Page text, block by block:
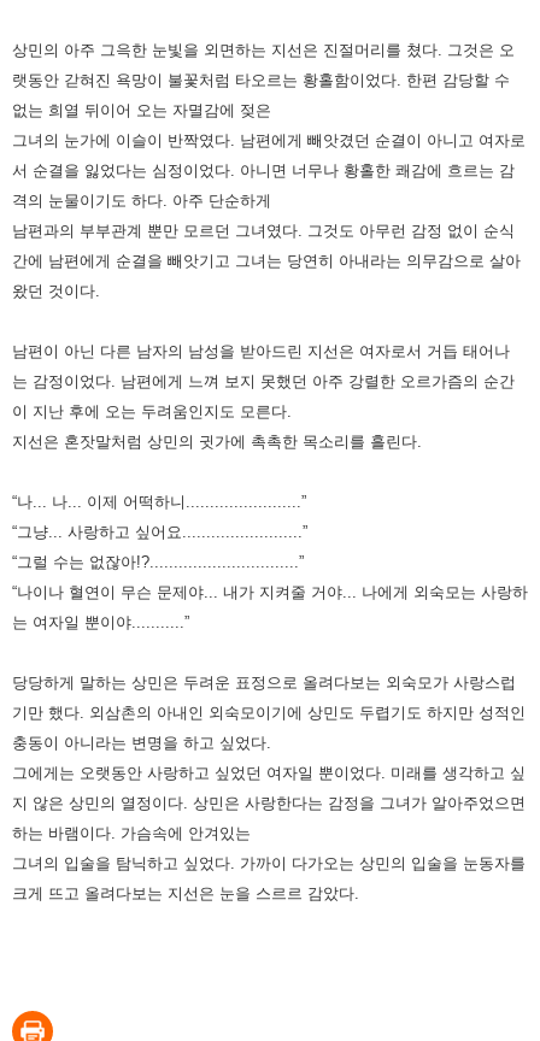
상민의 아주 그윽한 눈빛을 외면하는 지선은 진절머리를 쳤다. 그것은 오
랫동안 갇혀진 욕망이 불꽃처럼 타오르는 황홀함이었다. 한편 감당할 수
없는 희열 뒤이어 오는 자멸감에 젖은
그녀의 눈가에 이슬이 반짝였다. 남편에게 빼앗겼던 순결이 아니고 여자로
서 순결을 잃었다는 심정이었다. 아니면 너무나 황홀한 쾌감에 흐르는 감
격의 눈물이기도 하다. 아주 단순하게
남편과의 부부관계 뿐만 모르던 그녀였다. 그것도 아무런 감정 없이 순식
간에 남편에게 순결을 빼앗기고 그녀는 당연히 아내라는 의무감으로 살아
왔던 것이다.
남편이 아닌 다른 남자의 남성을 받아드린 지선은 여자로서 거듭 태어나
는 감정이었다. 남편에게 느껴 보지 못했던 아주 강렬한 오르가즘의 순간
이 지난 후에 오는 두려움인지도 모른다.
지선은 혼잣말처럼 상민의 귓가에 촉촉한 목소리를 흘린다.
“나... 나... 이제 어떡하니........................”
“그냥... 사랑하고 싶어요.........................”
“그럴 수는 없잖아!?...............................”
“나이나 혈연이 무슨 문제야... 내가 지켜줄 거야... 나에게 외숙모는 사랑하
는 여자일 뿐이야...........”
당당하게 말하는 상민은 두려운 표정으로 올려다보는 외숙모가 사랑스럽
기만 했다. 외삼촌의 아내인 외숙모이기에 상민도 두렵기도 하지만 성적인
충동이 아니라는 변명을 하고 싶었다.
그에게는 오랫동안 사랑하고 싶었던 여자일 뿐이었다. 미래를 생각하고 싶
지 않은 상민의 열정이다. 상민은 사랑한다는 감정을 그녀가 알아주었으면
하는 바램이다. 가슴속에 안겨있는
그녀의 입술을 탐닉하고 싶었다. 가까이 다가오는 상민의 입술을 눈동자를
크게 뜨고 올려다보는 지선은 눈을 스르르 감았다.